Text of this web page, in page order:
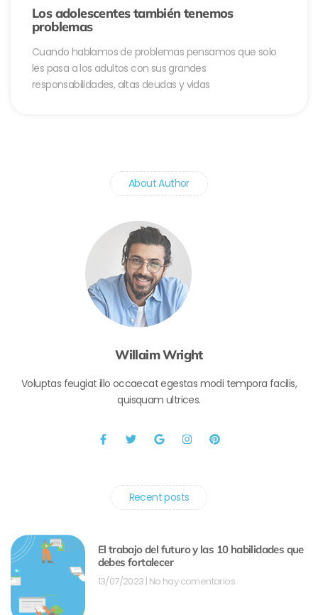
Los adolescentes también tenemos
problemas
Cuando hablamos de problemas pensamos que solo
les pasa a los adultos con sus grandes
responsabilidades, altas deudas y vidas
About Author
Willaim Wright
Voluptas feugiat illo occaecat egestas modi tempora facilis,
quisquam ultrices.
Recent posts
El trabajo del futuro y las 10 habilidades que
debes fortalecer
13/07/2023 No hay comentarios